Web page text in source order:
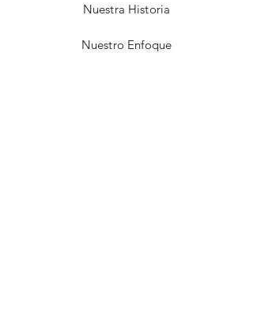
Nuestra Historia
Nuestro Enfoque